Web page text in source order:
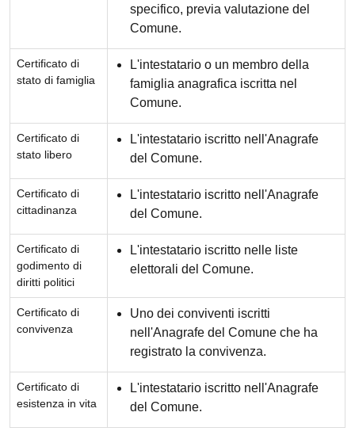
specifico, previa valutazione del
Comune.
Certificato di
stato di famiglia
L'intestatario o un membro della
famiglia anagrafica iscritta nel
Comune.
Certificato di
stato libero
L'intestatario iscritto nell'Anagrafe
del Comune.
Certificato di
cittadinanza
L'intestatario iscritto nell'Anagrafe
del Comune.
Certificato di
godimento di
diritti politici
L'intestatario iscritto nelle liste
elettorali del Comune.
Certificato di
convivenza
Uno dei conviventi iscritti
nell'Anagrafe del Comune che ha
registrato la convivenza.
Certificato di
esistenza in vita
L'intestatario iscritto nell'Anagrafe
del Comune.